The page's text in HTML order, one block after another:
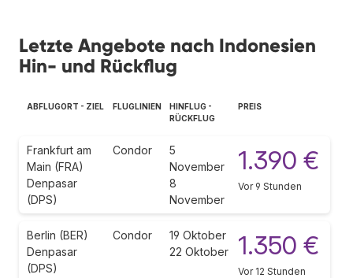
Letzte Angebote nach Indonesien
Hin- und Rückflug
ABFLUGORT - ZIEL FLUGLINIEN
HINFLUG -
RÜCKFLUG
PREIS
Frankfurt am
Main (FRA)
Denpasar
(DPS)
Condor
5
November
8
November
1.390 €
Vor 9 Stunden
Berlin (BER)
Denpasar
(DPS)
Condor
19 Oktober
22 Oktober
1.350 €
Vor 12 Stunden